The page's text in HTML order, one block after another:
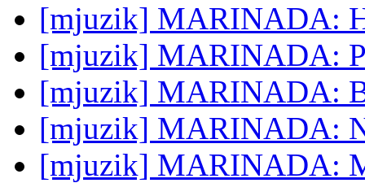
[mjuzik] MARINADA:
[mjuzik] MARINADA:
[mjuzik] MARINADA:
[mjuzik] MARINADA:
[mjuzik] MARINADA: